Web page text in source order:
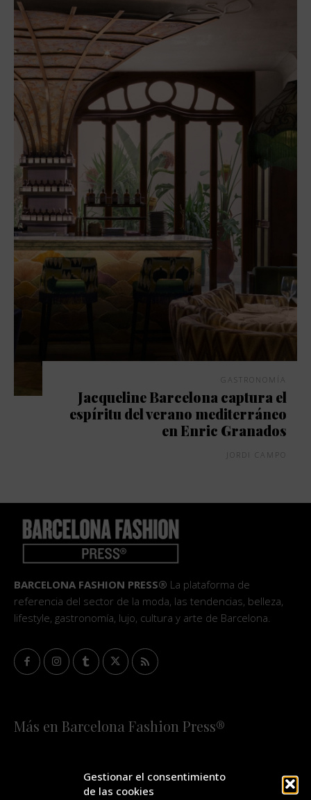
Gestionar el consentimiento
de las cookies
GASTRONOMÍA
Jacqueline Barcelona captura el
espíritu del verano mediterráneo
en Enric Granados
JORDI CAMPO
BARCELONA FASHION PRESS® La plataforma de
referencia del sector de la moda, las tendencias, belleza,
lifestyle, gastronomía, lujo, cultura y arte de Barcelona.
Más en Barcelona Fashion Press®